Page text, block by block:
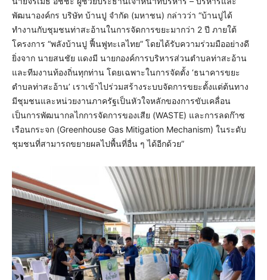
พัฒนาองค์กร บริษัท บ้านปู จำกัด (มหาชน) กล่าวว่า “บ้านปูได้
ทำงานกับชุมชนท่าสะอ้านในการจัดการขยะมากว่า 2 ปี ภายใต้
โครงการ “พลังบ้านปู ฟื้นฟูทะเลไทย” โดยได้รับความร่วมมืออย่างดี
ยิ่งจาก นายสนชัย แดงมี นายกองค์การบริหารส่วนตำบลท่าสะอ้าน
และทีมงานท้องถิ่นทุกท่าน โดยเฉพาะในการจัดตั้ง ‘ธนาคารขยะ
ตำบลท่าสะอ้าน’ เราเข้าไปร่วมสร้างระบบจัดการขยะตั้งแต่ต้นทาง
มีชุมชนและหน่วยงานภาครัฐเป็นหัวใจหลักของการขับเคลื่อน
เป็นการพัฒนากลไกการจัดการของเสีย (WASTE) และการลดก๊าซ
เรือนกระจก (Greenhouse Gas Mitigation Mechanism) ในระดับ
ชุมชนที่สามารถขยายผลไปพื้นที่อื่น ๆ ได้อีกด้วย”